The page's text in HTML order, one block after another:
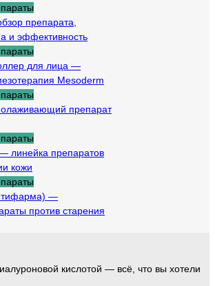
препарата,
и эффективность
для лица —
Mesoderm
препарат
линейка препаратов
кожи
—
против старения